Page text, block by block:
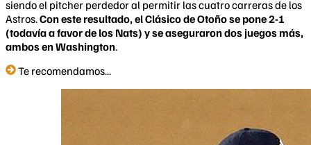
siendo el pitcher perdedor al permitir las cuatro carreras de los
Astros.Con este resultado, el Clásico de Otoño se pone 2-1
(todavía a favor de los Nats) y se aseguraron dos juegos más,
ambos en Washington.
Te recomendamos...